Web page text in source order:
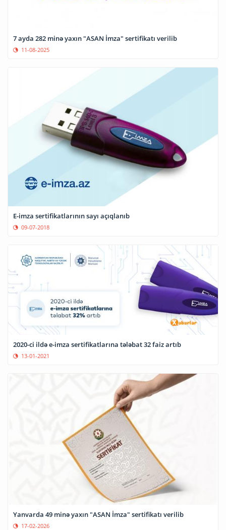
7 ayda 282 minə yaxın "ASAN İmza" sertifikatı verilib
11-08-2025
E-imza sertifikatlarının sayı açıqlanıb
09-07-2018
2020-ci ildə e-imza sertifikatlarına tələbat 32 faiz artıb
13-01-2021
Yanvarda 49 minə yaxın "ASAN İmza" sertifikatı verilib
17-02-2026